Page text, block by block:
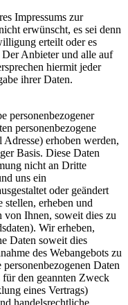
Impressums zur
erwünscht, es sei denn
erteilt oder es
Der Anbieter und alle auf
hiermit jeder
ihrer Daten.
personenbezogener
personenbezogene
erhoben werden,
Basis. Diese Daten
nicht an Dritte
uns ein
oder geändert
stellen, erheben und
von Ihnen, soweit dies zu
Wir erheben,
Daten soweit dies
des Webangebots zu
Daten
den geannten Zweck
eines Vertrags)
handelsrechtliche